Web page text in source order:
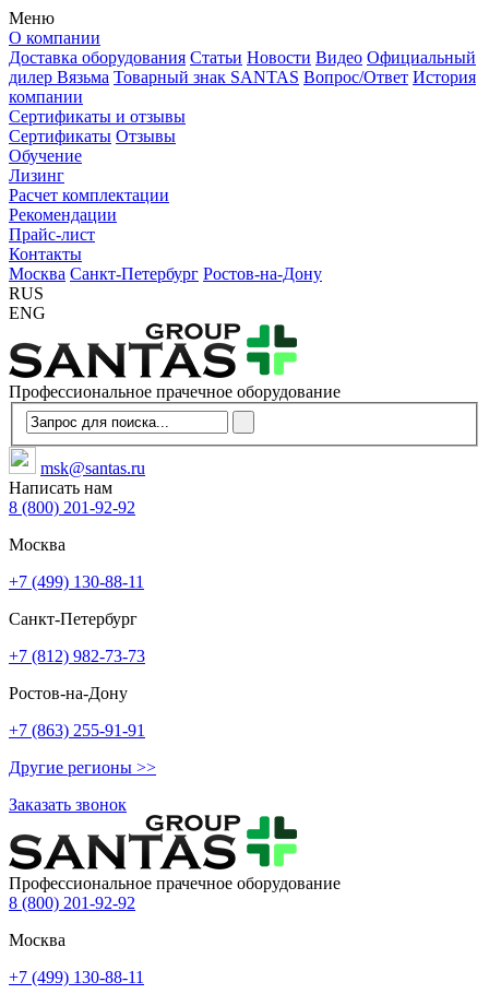
Меню
О компании
Доставка оборудования Статьи Новости Видео Официальный
дилер Вязьма Товарный знак SANTAS Вопрос/Ответ История
компании
Сертификаты и отзывы
Сертификаты Отзывы
Обучение
Лизинг
Расчет комплектации
Рекомендации
Прайс-лист
Контакты
Москва Санкт-Петербург Ростов-на-Дону
RUS
ENG
Профессиональное прачечное оборудование
msk@santas.ru
Написать нам
8 (800) 201-92-92
Москва
+7 (499) 130-88-11
Санкт-Петербург
+7 (812) 982-73-73
Ростов-на-Дону
+7 (863) 255-91-91
Другие регионы >>
Заказать звонок
Профессиональное прачечное оборудование
8 (800) 201-92-92
Москва
+7 (499) 130-88-11